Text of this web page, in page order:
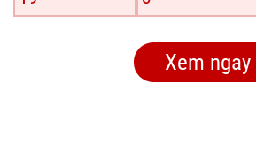
Xem ngay